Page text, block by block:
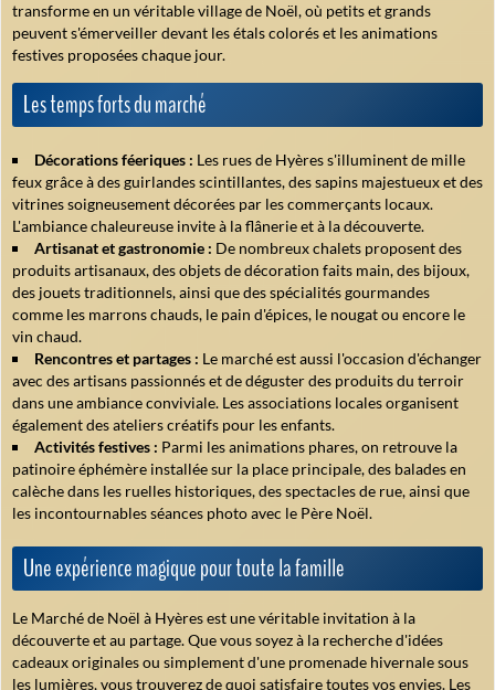
transforme en un véritable village de Noël, où petits et grands
peuvent s'émerveiller devant les étals colorés et les animations
festives proposées chaque jour.
Les temps forts du marché
Décorations féeriques : Les rues de Hyères s'illuminent de mille
feux grâce à des guirlandes scintillantes, des sapins majestueux et des
vitrines soigneusement décorées par les commerçants locaux.
L'ambiance chaleureuse invite à la flânerie et à la découverte.
Artisanat et gastronomie : De nombreux chalets proposent des
produits artisanaux, des objets de décoration faits main, des bijoux,
des jouets traditionnels, ainsi que des spécialités gourmandes
comme les marrons chauds, le pain d'épices, le nougat ou encore le
vin chaud.
Rencontres et partages : Le marché est aussi l'occasion d'échanger
avec des artisans passionnés et de déguster des produits du terroir
dans une ambiance conviviale. Les associations locales organisent
également des ateliers créatifs pour les enfants.
Activités festives : Parmi les animations phares, on retrouve la
patinoire éphémère installée sur la place principale, des balades en
calèche dans les ruelles historiques, des spectacles de rue, ainsi que
les incontournables séances photo avec le Père Noël.
Une expérience magique pour toute la famille
Le Marché de Noël à Hyères est une véritable invitation à la
découverte et au partage. Que vous soyez à la recherche d'idées
cadeaux originales ou simplement d'une promenade hivernale sous
les lumières, vous trouverez de quoi satisfaire toutes vos envies. Les